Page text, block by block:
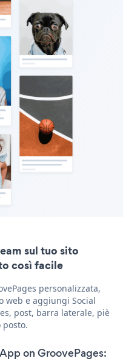
sul tuo sito
così facile
personalizzata,
web e aggiungi Social
post, barra laterale, piè
on GroovePages: